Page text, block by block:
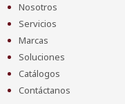
Nosotros
Servicios
Marcas
Soluciones
Catálogos
Contáctanos